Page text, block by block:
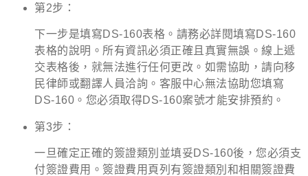
第2步：
下一步是填寫DS-160表格。請務必詳閱填寫DS-160
表格的說明。所有資訊必須正確且真實無誤。線上遞
交表格後，就無法進行任何更改。如需協助，請向移
民律師或翻譯人員洽詢。客服中心無法協助您填寫
DS-160。您必須取得DS-160案號才能安排預約。
第3步：
一旦確定正確的簽證類別並填妥DS-160後，您必須支
付簽證費用。簽證費用頁列有簽證類別和相關簽證費